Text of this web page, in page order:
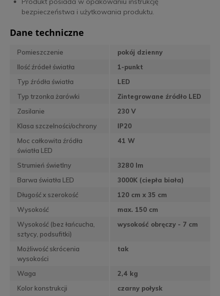
bezpieczeństwa i użytkowania produktu.
Dane techniczne
Pomieszczenie
pokój dzienny
Ilość źródeł światła
1-punkt
Typ źródła światła
LED
Typ trzonka żarówki
Zintegrowane źródło LED
Zasilanie
230 V
Klasa szczelności/ochrony
IP20
Moc całkowita źródła
światła LED
41 W
Strumień świetlny
3280 lm
Barwa światła LED
3000K (ciepła biała)
Długość x szerokość
120 cm x 35 cm
Wysokość
max. 150 cm
Wysokość (bez łańcucha,
sztycy, podsufitki)
wysokość obręczy - 7 cm
Możliwość skrócenia
wysokości
tak
Waga
2,4 kg
Kolor konstrukcji
czarny połysk